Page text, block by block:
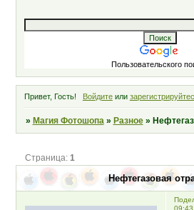
Пользовательского
Привет, Гость! Войдитеили
» Магия Фотошопа » Разное »
Нефтегазовая
Страница: 1